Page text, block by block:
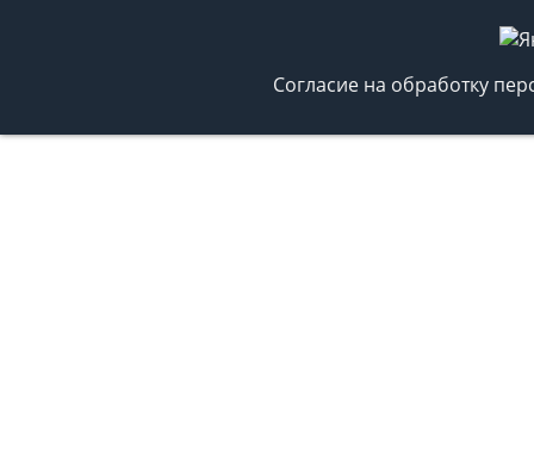
Согласие на обработку